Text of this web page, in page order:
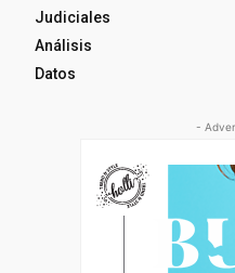
Judiciales
Análisis
Datos
-